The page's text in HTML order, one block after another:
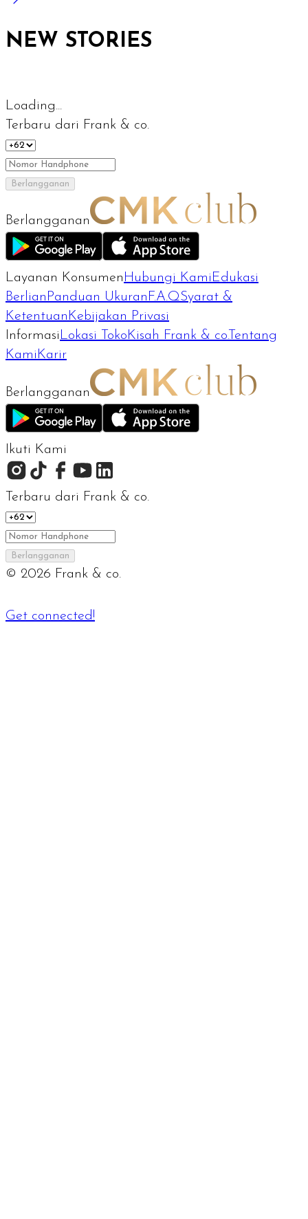
NEW STORIES
Loading...
Terbaru dari Frank & co.
Berlangganan
Berlangganan
Layanan Konsumen Hubungi Kami Edukasi
Berlian Panduan Ukuran F.A.QSyarat &
Ketentuan Kebijakan Privasi
Informasi Lokasi TokoKisah Frank & co.Tentang
Kami Karir
Berlangganan
Ikuti Kami
Terbaru dari Frank & co.
Berlangganan
© 2026 Frank & co.
Get connected!